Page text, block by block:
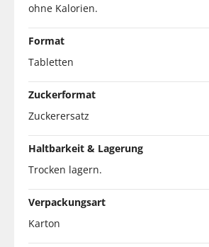
ohne Kalorien.
Format
Tabletten
Zuckerformat
Zuckerersatz
Haltbarkeit & Lagerung
Trocken lagern.
Verpackungsart
Karton